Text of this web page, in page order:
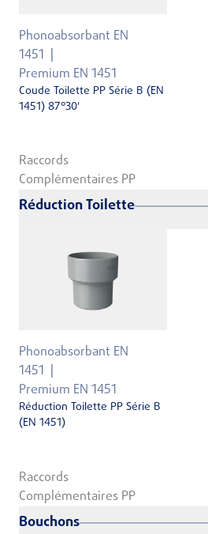
Phonoabsorbant EN
1451
Premium EN 1451
Coude Toilette PP Série B (EN
1451) 87°30'
Raccords
Complémentaires PP
Réduction Toilette
Phonoabsorbant EN
1451
Premium EN 1451
Réduction Toilette PP Série B
(EN 1451)
Raccords
Complémentaires PP
Bouchons